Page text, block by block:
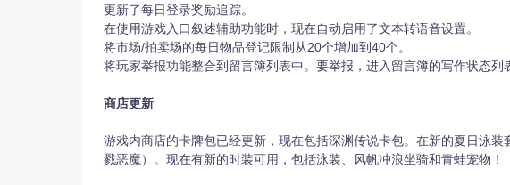
更新了每日登录奖励追踪。
在使用游戏入口叙述辅助功能时，现在自动启用了文本转语音设置。
将市场/拍卖场的每日物品登记限制从20个增加到40个。
将玩家举报功能整合到留言簿列表中。要举报，进入留言簿的写作状态列
商店更新
游戏内商店的卡牌包已经更新，现在包括深渊传说卡包。在新的夏日泳
戮恶魔）。现在有新的时装可用，包括泳装、风帆冲浪坐骑和青蛙宠物！